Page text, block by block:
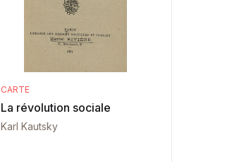
CARTE
La révolution sociale
Karl Kautsky